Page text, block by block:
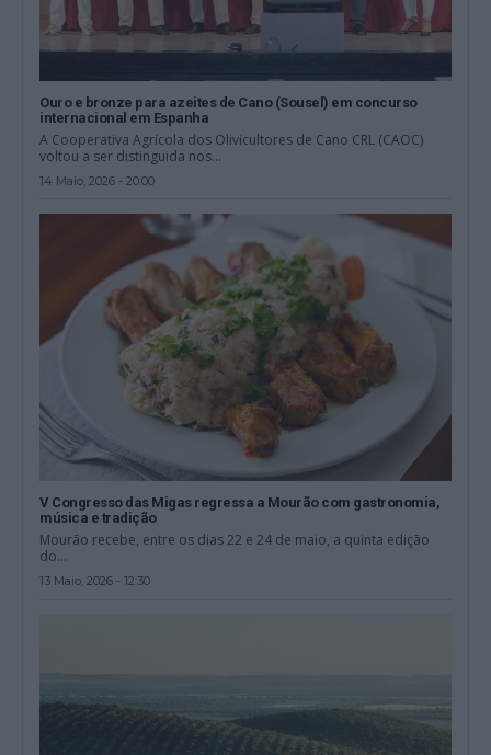
Ouro e bronze para azeites de Cano (Sousel) em concurso
internacional em Espanha
A Cooperativa Agrícola dos Olivicultores de Cano CRL (CAOC)
voltou a ser distinguida nos...
14 Maio, 2026 - 20:00
V Congresso das Migas regressa a Mourão com gastronomia,
música e tradição
Mourão recebe, entre os dias 22 e 24 de maio, a quinta edição
do...
13 Maio, 2026 - 12:30